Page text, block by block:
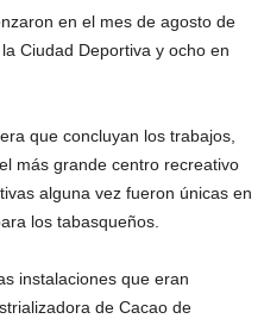
en el mes de agosto de
Ciudad Deportiva y ocho en
que concluyan los trabajos,
más grande centro recreativo
alguna vez fueron únicas en
los tabasqueños.
instalaciones que eran
de Cacao de